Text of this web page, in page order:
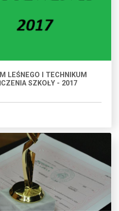
LEŚNEGO I TECHNIKUM
SZKOŁY - 2017